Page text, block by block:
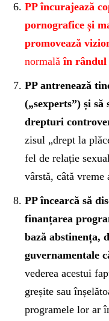
PP încurajează
pornografice și
promovează
normală în rândul
PP antrenează
(„sexperts”) și
drepturi
zisul „drept la
fel de relație
vârstă, câtă vreme
PP încearcă să
finanțarea
bază abstinența,
guvernamentale
vederea acestui
greșite sau
programele lor ar